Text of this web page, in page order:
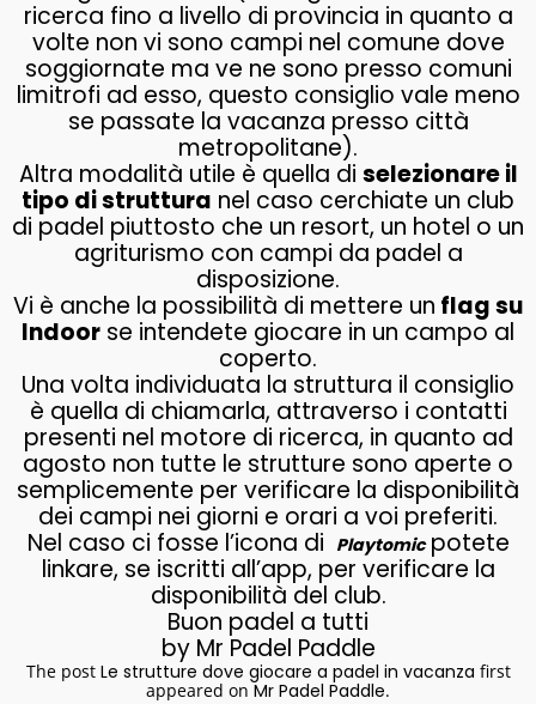
ricerca fino a livello di provincia in quanto a
volte non vi sono campi nel comune dove
soggiornate ma ve ne sono presso comuni
limitrofi ad esso, questo consiglio vale meno
se passate la vacanza presso città
metropolitane).
Altra modalità utile è quella di selezionare il
tipo di struttura nel caso cerchiate un club
di padel piuttosto che un resort, un hotel o un
agriturismo con campi da padel a
disposizione.
Vi è anche la possibilità di mettere un flag su
Indoor se intendete giocare in un campo al
coperto.
Una volta individuata la struttura il consiglio
è quella di chiamarla, attraverso i contatti
presenti nel motore di ricerca, in quanto ad
agosto non tutte le strutture sono aperte o
semplicemente per verificare la disponibilità
dei campi nei giorni e orari a voi preferiti.
Nel caso ci fosse l’icona di Playtomicpotete
linkare, se iscritti all’app, per verificare la
disponibilità del club.
Buon padel a tutti
by Mr Padel Paddle
The post Le strutture dove giocare a padel in vacanza first
appeared onMr Padel Paddle.